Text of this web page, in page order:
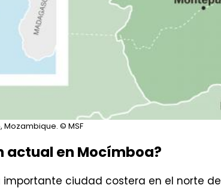
Mozambique. © MSF
actual en Mocímboa?
importante ciudad costera en el norte de